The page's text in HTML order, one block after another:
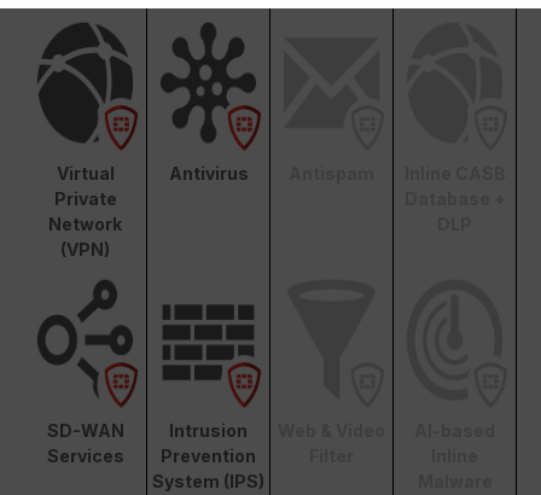
Virtual
Private
Network
(VPN)
Antivirus
SD-WAN
Services
Intrusion
Prevention
System (IPS)